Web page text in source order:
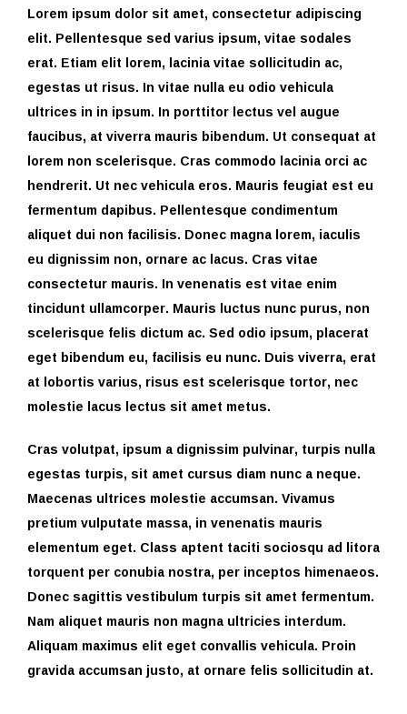
Lorem ipsum dolor sit amet, consectetur adipiscing
elit. Pellentesque sed varius ipsum, vitae sodales
erat. Etiam elit lorem, lacinia vitae sollicitudin ac,
egestas ut risus. In vitae nulla eu odio vehicula
ultrices in in ipsum. In porttitor lectus vel augue
faucibus, at viverra mauris bibendum. Ut consequat at
lorem non scelerisque. Cras commodo lacinia orci ac
hendrerit. Ut nec vehicula eros. Mauris feugiat est eu
fermentum dapibus. Pellentesque condimentum
aliquet dui non facilisis. Donec magna lorem, iaculis
eu dignissim non, ornare ac lacus. Cras vitae
consectetur mauris. In venenatis est vitae enim
tincidunt ullamcorper. Mauris luctus nunc purus, non
scelerisque felis dictum ac. Sed odio ipsum, placerat
eget bibendum eu, facilisis eu nunc. Duis viverra, erat
at lobortis varius, risus est scelerisque tortor, nec
molestie lacus lectus sit amet metus.
Cras volutpat, ipsum a dignissim pulvinar, turpis nulla
egestas turpis, sit amet cursus diam nunc a neque.
Maecenas ultrices molestie accumsan. Vivamus
pretium vulputate massa, in venenatis mauris
elementum eget. Class aptent taciti sociosqu ad litora
torquent per conubia nostra, per inceptos himenaeos.
Donec sagittis vestibulum turpis sit amet fermentum.
Nam aliquet mauris non magna ultricies interdum.
Aliquam maximus elit eget convallis vehicula. Proin
gravida accumsan justo, at ornare felis sollicitudin at.